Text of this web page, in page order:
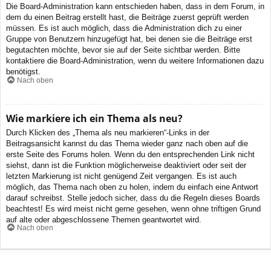
Die Board-Administration kann entschieden haben, dass in dem Forum, in
dem du einen Beitrag erstellt hast, die Beiträge zuerst geprüft werden
müssen. Es ist auch möglich, dass die Administration dich zu einer
Gruppe von Benutzern hinzugefügt hat, bei denen sie die Beiträge erst
begutachten möchte, bevor sie auf der Seite sichtbar werden. Bitte
kontaktiere die Board-Administration, wenn du weitere Informationen dazu
benötigst.
Nach oben
Wie markiere ich ein Thema als neu?
Durch Klicken des „Thema als neu markieren“-Links in der
Beitragsansicht kannst du das Thema wieder ganz nach oben auf die
erste Seite des Forums holen. Wenn du den entsprechenden Link nicht
siehst, dann ist die Funktion möglicherweise deaktiviert oder seit der
letzten Markierung ist nicht genügend Zeit vergangen. Es ist auch
möglich, das Thema nach oben zu holen, indem du einfach eine Antwort
darauf schreibst. Stelle jedoch sicher, dass du die Regeln dieses Boards
beachtest! Es wird meist nicht gerne gesehen, wenn ohne triftigen Grund
auf alte oder abgeschlossene Themen geantwortet wird.
Nach oben